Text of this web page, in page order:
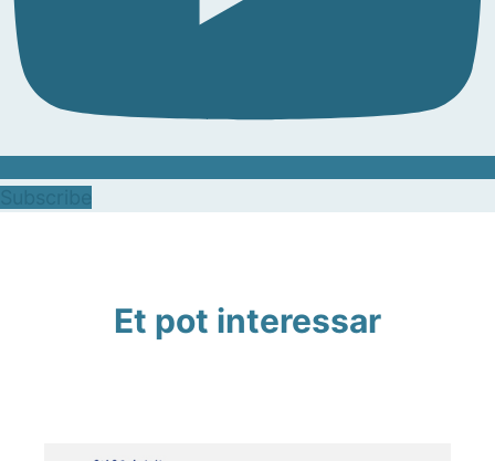
Et pot interessar